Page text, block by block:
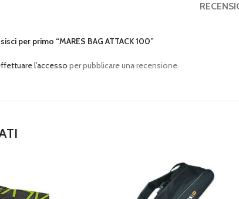
per primo “MARES BAG ATTACK 100”
l’accesso per pubblicare una recensione.